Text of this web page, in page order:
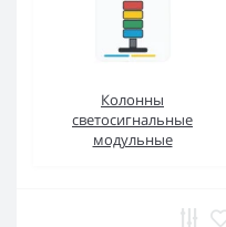
Колонны
светосигнальные
модульные